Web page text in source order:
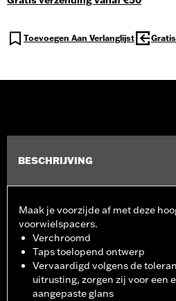
Toevoegen Aan Verlanglijst
BESCHRIJVING
Maak je voorzijde af met deze
voorwielspacers.
Verchroomd
Taps toelopend ontwerp
Vervaardigd volgens de
uitrusting, zorgen zij voor een
aangepaste glans